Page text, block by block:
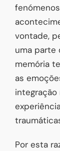
vontade,
uma parte
memória
as
Por esta